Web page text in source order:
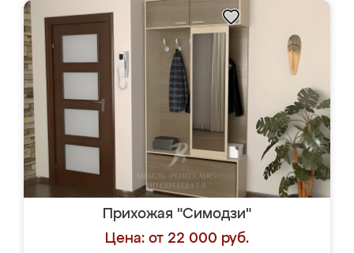
Прихожая "Симодзи"
Цена: от 22 000 руб.